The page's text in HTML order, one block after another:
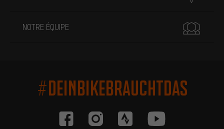
NOTRE ÉQUIPE
#DEINBIKEBRAUCHTDAS